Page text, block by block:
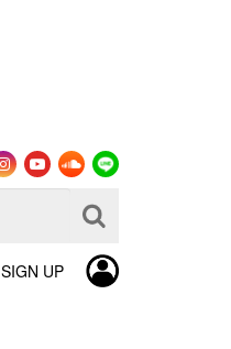
SIGN UP